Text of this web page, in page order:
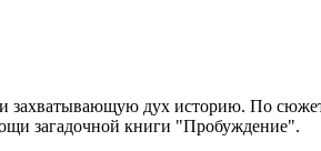
дух историю. По
загадочной книги "Пробуждение".